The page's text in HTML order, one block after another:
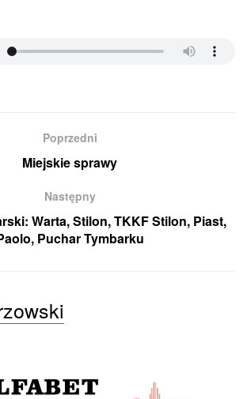
Poprzedni
Miejskie sprawy
Następny
Warta, Stilon, TKKF Stilon, Piast,
Puchar Tymbarku